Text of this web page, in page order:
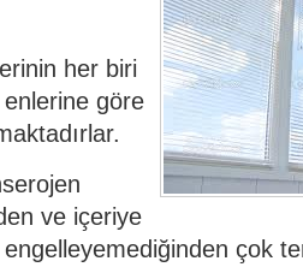
her biri
enlerine göre
ve içeriye
engelleyemediğinden çok